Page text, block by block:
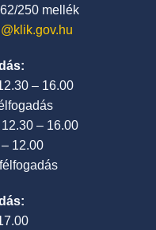
250 mellék
– 16.00
– 16.00
12.00